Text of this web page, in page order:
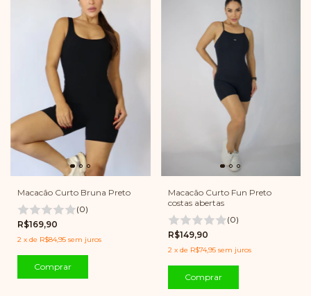
Macacão Curto Bruna Preto
(0)
R$169,90
2 x de R$84,95 sem juros
Comprar
Macacão Curto Fun Preto
costas abertas
(0)
R$149,90
2 x de R$74,95 sem juros
Comprar